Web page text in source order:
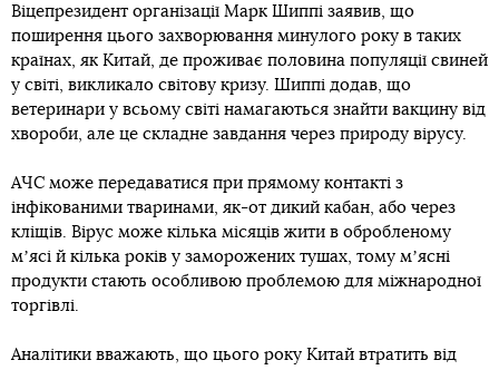
Віцепрезидент організації Марк Шиппі заявив, що
поширення цього захворювання минулого року в таких
країнах, як Китай, де проживає половина популяції свиней
у світі, викликало світову кризу. Шиппі додав, що
ветеринари у всьому світі намагаються знайти вакцину від
хвороби, але це складне завдання через природу вірусу.
АЧС може передаватися при прямому контакті з
інфікованими тваринами, як-от дикий кабан, або через
кліщів. Вірус може кілька місяців жити в обробленому
мʼясі й кілька років у заморожених тушах, тому мʼясні
продукти стають особливою проблемою для міжнародної
торгівлі.
Аналітики вважають, що цього року Китай втратить від